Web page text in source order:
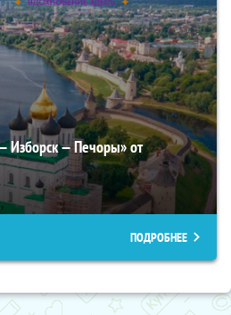
Изборск — Печоры» от
ПОДРОБНЕЕ